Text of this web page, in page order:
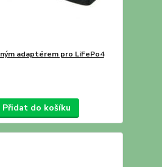
adaptérem pro LiFePo4
Přidat do košíku